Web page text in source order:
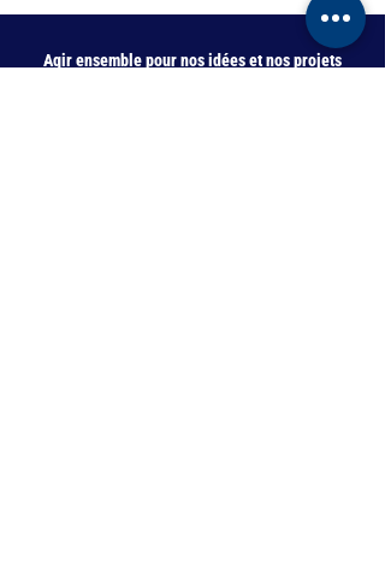
Agir ensemble pour nos idées et nos projets